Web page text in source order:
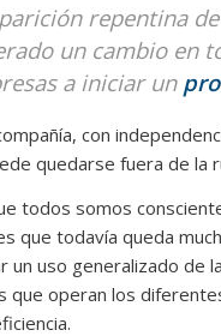
repentina
un cambio en
a iniciar un
con
quedarse fuera de la
todos somos
que todavía queda
un uso generalizado de
que operan los